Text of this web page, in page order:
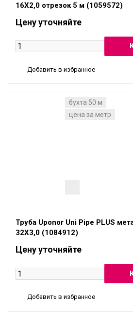
16X2,0 отрезок 5 м (1059572)
Цену уточняйте
Добавить в избранное
бухта 50 м
цена за метр
Труба Uponor Uni Pipe PLUS
32X3,0 (1084912)
Цену уточняйте
Добавить в избранное